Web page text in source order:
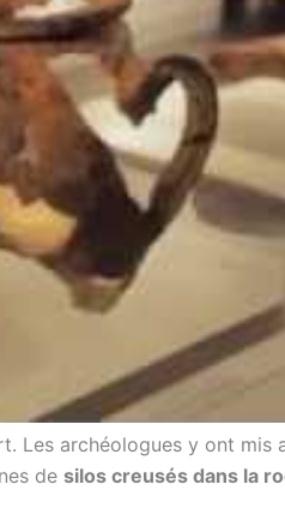
Les archéologues y ont mis
de silos creusés dans la